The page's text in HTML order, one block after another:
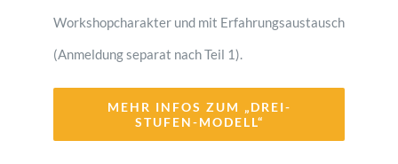
Workshopcharakter und mit Erfahrungsaustausch
(Anmeldung separat nach Teil 1).
MEHR INFOS ZUM „DREI-
STUFEN-MODELL“